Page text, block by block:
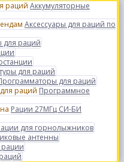
Аккумуляторные
Аксессуары для раций по
для раций
для раций
для раций
Программное
Рации 27МГц СИ-БИ
для горнолыжников
антенны